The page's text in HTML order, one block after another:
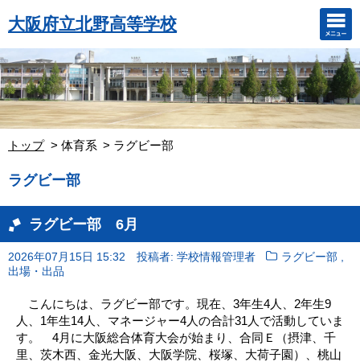
大阪府立北野高等学校
トップ 体育系 ラグビー部
ラグビー部
ラグビー部 6月
2026年07月15日 15:32 投稿者: 学校情報管理者 ラグビー部
出場・出品
こんにちは、ラグビー部です。現在、3年生4人、2年生9
人、1年生14人、マネージャー4人の合計31人で活動していま
す。 4月に大阪総合体育大会が始まり、合同Ｅ（摂津、千
里、茨木西、金光大阪、大阪学院、桜塚、大荷子園）、桃山